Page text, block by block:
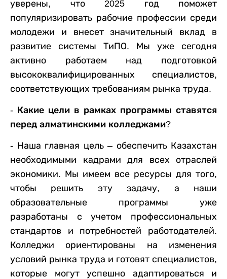
уверены, что 2025 год поможет
популяризировать рабочие профессии среди
молодежи и внесет значительный вклад в
развитие системы ТиПО. Мы уже сегодня
активно работаем над подготовкой
высококвалифицированных специалистов,
соответствующих требованиям рынка труда.
- Какие цели в рамках программы ставятся
перед алматинскими колледжами?
- Наша главная цель – обеспечить Казахстан
необходимыми кадрами для всех отраслей
экономики. Мы имеем все ресурсы для того,
чтобы решить эту задачу, а наши
образовательные программы уже
разработаны с учетом профессиональных
стандартов и потребностей работодателей.
Колледжи ориентированы на изменения
условий рынка труда и готовят специалистов,
которые могут успешно адаптироваться и